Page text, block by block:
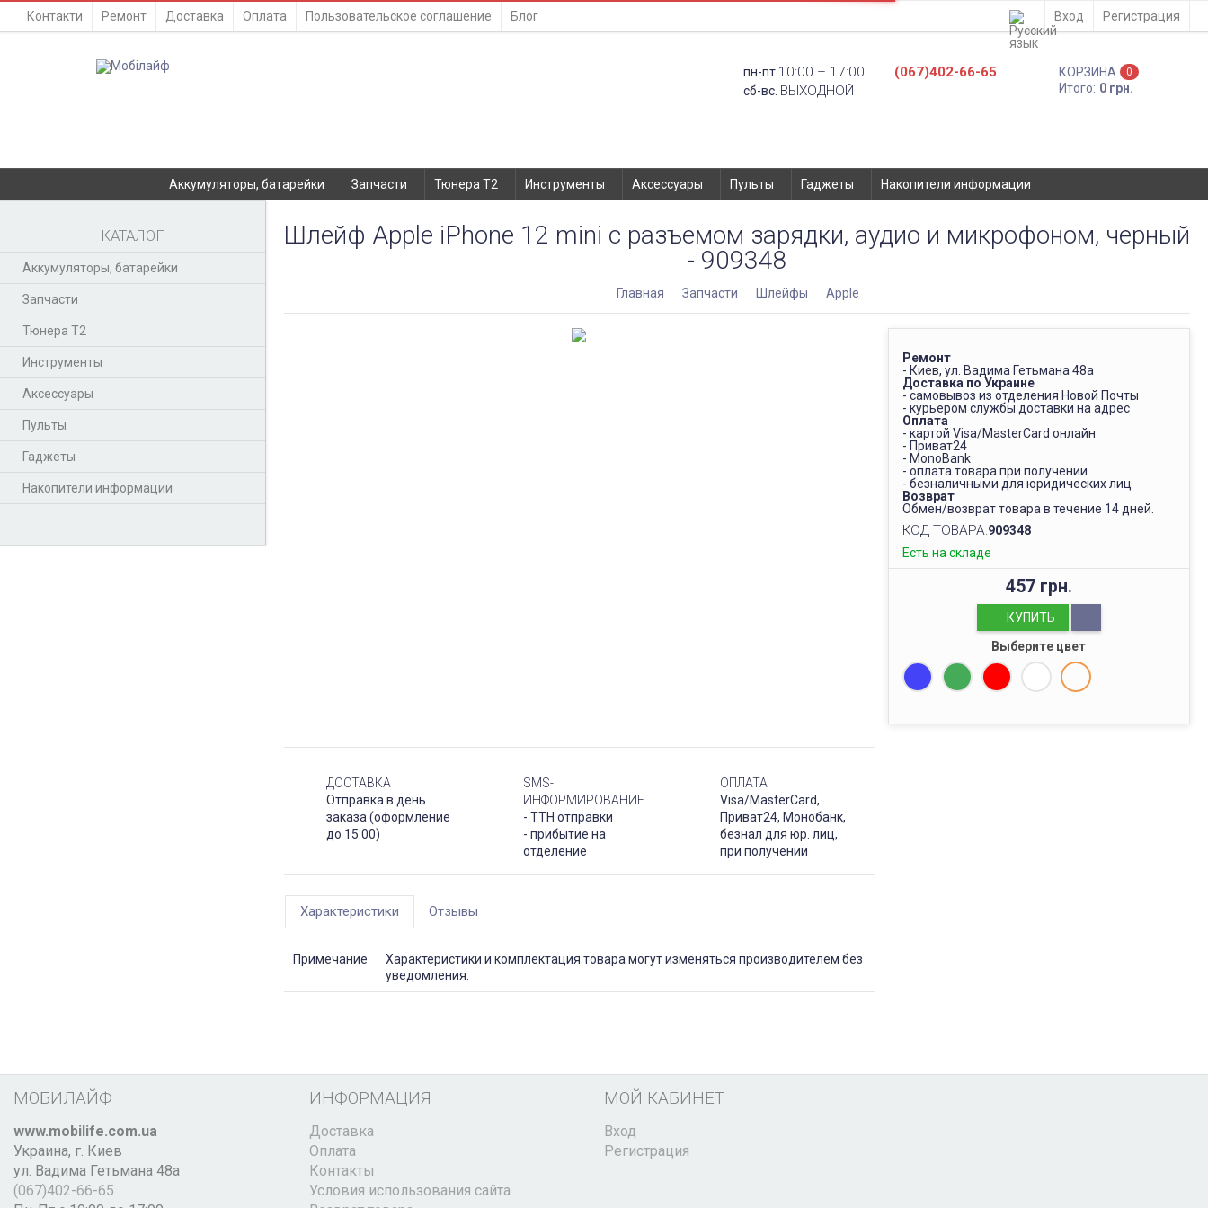
Контакти Ремонт Доставка Оплата Пользовательское соглашение Блог Вход Регистрация
пн-пт 10:00 – 17:00
сб-вс. ВЫХОДНОЙ
(067)402-66-65 КОРЗИНА 0
Итого: 0 грн.
Аккумуляторы, батарейки Запчасти Тюнера T2 Инструменты Аксессуары Пульты Гаджеты Накопители информации
КАТАЛОГ
Аккумуляторы, батарейки
Запчасти
Тюнера T2
Инструменты
Аксессуары
Пульты
Гаджеты
Накопители информации
Шлейф Apple iPhone 12 mini с разъемом зарядки, аудио и микрофоном, черный
- 909348
Главная Запчасти Шлейфы Apple
Ремонт
- Киев, ул. Вадима Гетьмана 48а
Доставка по Украине
- самовывоз из отделения Новой Почты
- курьером службы доставки на адрес
Оплата
- картой Visa/MasterCard онлайн
- Приват24
- MonoBank
- оплата товара при получении
- безналичными для юридических лиц
Возврат
Обмен/возврат товара в течение 14 дней.
КОД ТОВАРА:909348
Есть на складе
457 грн.
КУПИТЬ
Выберите цвет
ДОСТАВКА
Отправка в день
заказа (оформление
до 15:00)
SMS-
ИНФОРМИРОВАНИЕ
- ТТН отправки
- прибытие на
отделение
ОПЛАТА
Visa/MasterCard,
Приват24, Монобанк,
безнал для юр. лиц,
при получении
Характеристики Отзывы
Примечание
Характеристики и комплектация товара могут изменяться производителем без
уведомления.
МОБИЛАЙФ
www.mobilife.com.ua
Украина, г. Киев
ул. Вадима Гетьмана 48а
(067)402-66-65
ИНФОРМАЦИЯ
Доставка
Оплата
Контакты
Условия использования сайта
МОЙ КАБИНЕТ
Вход
Регистрация